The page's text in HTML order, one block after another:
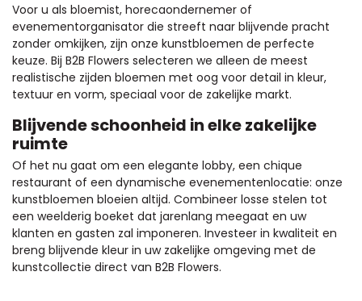
Voor u als bloemist, horecaondernemer of
evenementorganisator die streeft naar blijvende pracht
zonder omkijken, zijn onze kunstbloemen de perfecte
keuze. Bij B2B Flowers selecteren we alleen de meest
realistische zijden bloemen met oog voor detail in kleur,
textuur en vorm, speciaal voor de zakelijke markt.
Blijvende schoonheid in elke zakelijke
ruimte
Of het nu gaat om een elegante lobby, een chique
restaurant of een dynamische evenementenlocatie: onze
kunstbloemen bloeien altijd. Combineer losse stelen tot
een weelderig boeket dat jarenlang meegaat en uw
klanten en gasten zal imponeren. Investeer in kwaliteit en
breng blijvende kleur in uw zakelijke omgeving met de
kunstcollectie direct van B2B Flowers.